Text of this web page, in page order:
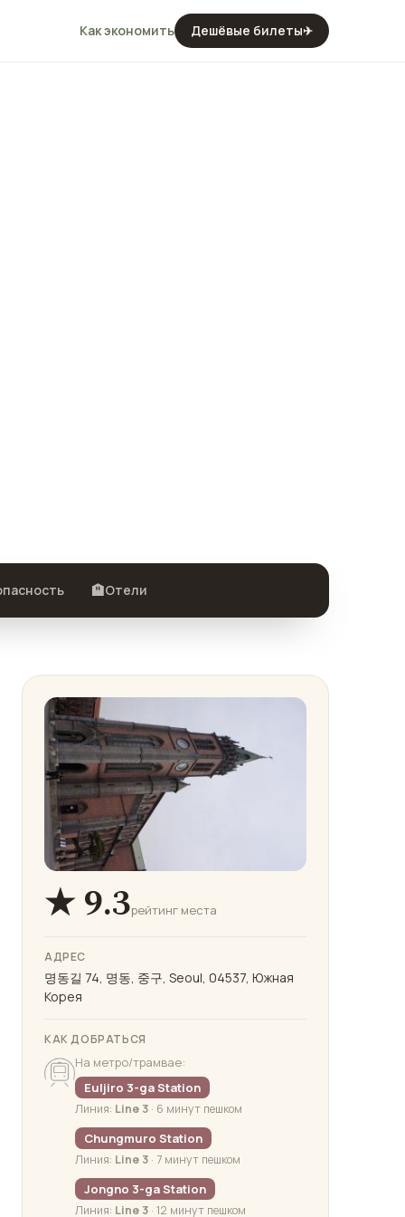
Как экономить Дешёвые билеты✈
🏨Отели
★ 9.3рейтинг места
АДРЕС
명동길 74, 명동, 중구, Seoul, 04537, Южная
Корея
КАК ДОБРАТЬСЯ
На метро/трамвае:
Euljiro 3-ga Station
Линия: Line 3 · 6 минут пешком
Chungmuro Station
Линия: Line 3 · 7 минут пешком
Jongno 3-ga Station
Линия: Line 3 · 12 минут пешком